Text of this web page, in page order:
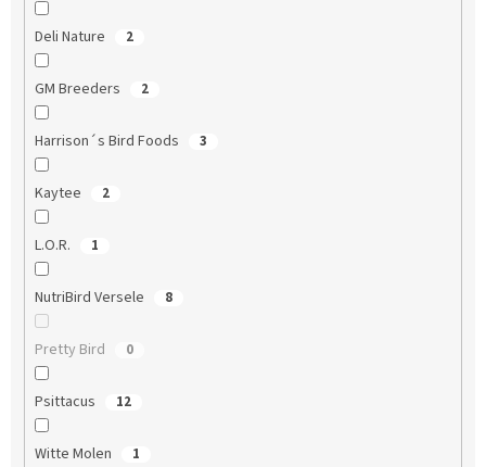
Deli Nature 2
GM Breeders 2
Harrison´s Bird Foods 3
Kaytee 2
L.O.R. 1
NutriBird Versele 8
Pretty Bird 0
Psittacus 12
Witte Molen 1